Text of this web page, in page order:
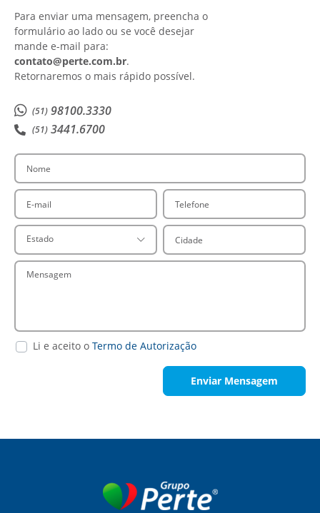
Para enviar uma mensagem, preencha o
formulário ao lado ou se você desejar
mande e-mail para:
contato@perte.com.br.
Retornaremos o mais rápido possível.
(51) 98100.3330
(51) 3441.6700
Nome
E-mail Telefone
Estado
Cidade
Mensagem
Li e aceito oTermo de Autorização
Enviar Mensagem